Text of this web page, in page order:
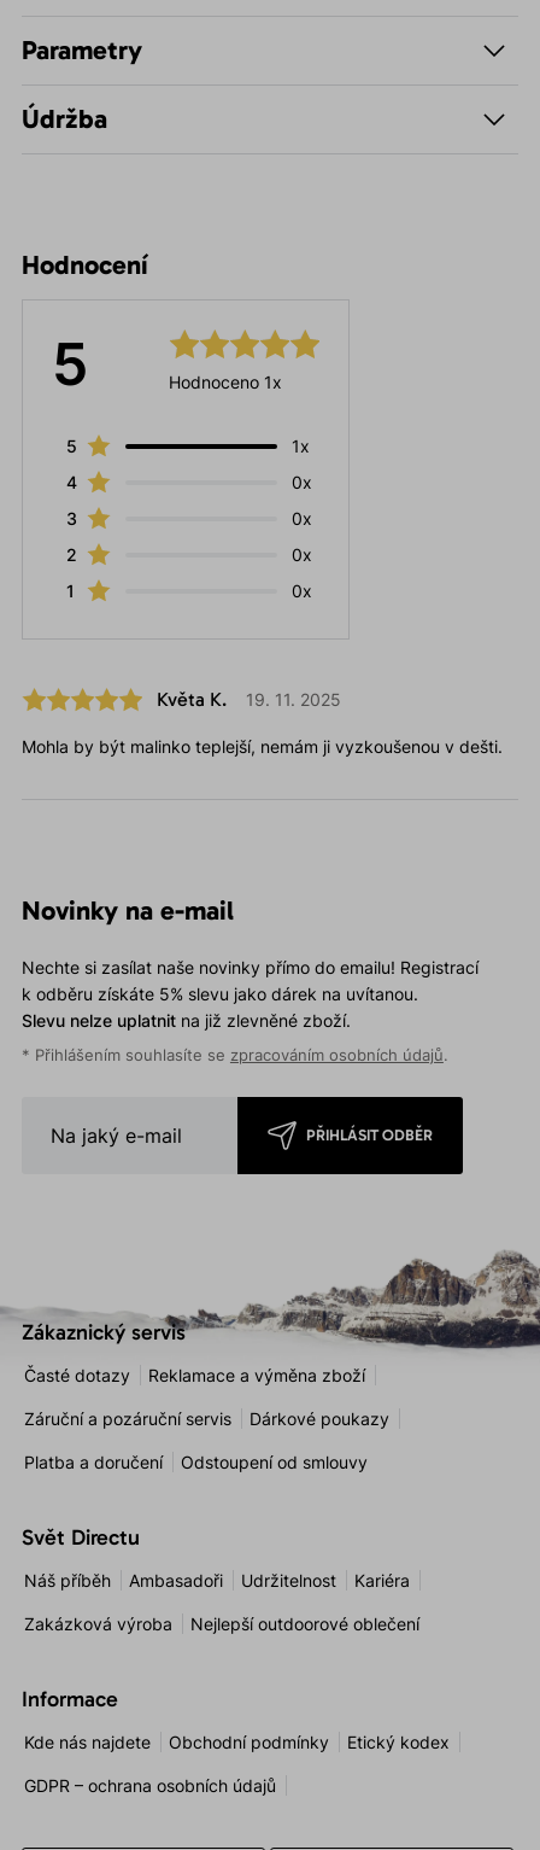
Parametry
Údržba
Hodnocení
5 Hodnoceno 1x
5
1x
4
0x
3
0x
2
0x
1
0x
Květa K. 19. 11. 2025
Mohla by být malinko teplejší, nemám ji vyzkoušenou v dešti.
Novinky na e-mail
Nechte si zasílat naše novinky přímo do emailu! Registrací
k odběru získáte 5% slevu jako dárek na uvítanou.
Slevu nelze uplatnitna již zlevněné zboží.
* Přihlášením souhlasíte se zpracováním osobních údajů.
PŘIHLÁSIT ODBĚR
Zákaznický servis
Časté dotazy Reklamace a výměna zboží
Záruční a pozáruční servis Dárkové poukazy
Platba a doručení Odstoupení od smlouvy
Svět Directu
Náš příběh Ambasadoři Udržitelnost Kariéra
Zakázková výroba Nejlepší outdoorové oblečení
Informace
Kde nás najdete Obchodní podmínky Etický kodex
GDPR – ochrana osobních údajů